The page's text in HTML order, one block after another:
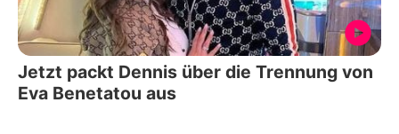
Jetzt packt Dennis über die Trennung von
Eva Benetatou aus